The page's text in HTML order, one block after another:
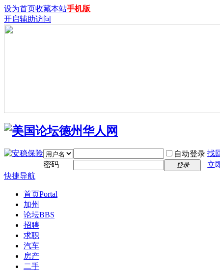
设为首页收藏本站手机版
开启辅助访问
自动登录 找
密码
登录
立
快捷导航
首页Portal
加州
论坛BBS
招聘
求职
汽车
房产
二手